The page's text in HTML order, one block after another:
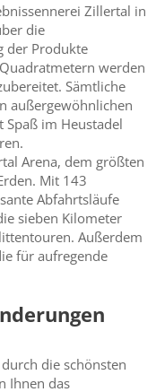
Zillertal in
die
der Produkte
werden
Sämtliche
außergewöhnlichen
im Heustadel
Arena, dem größten
Mit 143
Abfahrtsläufe
sieben Kilometer
Außerdem
für aufregende
die schönsten
Ihnen das